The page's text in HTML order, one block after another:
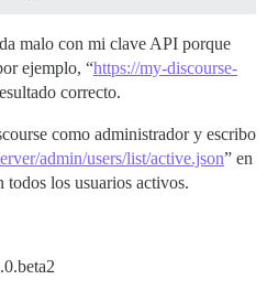
malo con mi clave API porque
ejemplo, “https://my-discourse-
correcto.
como administrador y escribo
admin/users/list/active.json” en
todos los usuarios activos.